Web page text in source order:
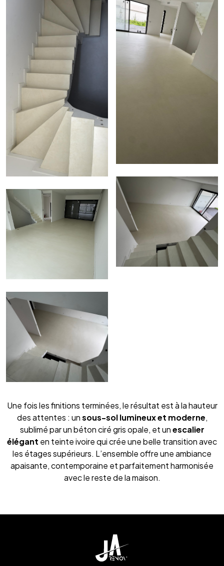
Une fois les finitions terminées, le résultat est à la hauteur
des attentes : unsous-sol lumineux et moderne,
sublimé par un béton ciré gris opale, et unescalier
élégant en teinte ivoire qui crée une belle transition avec
les étages supérieurs. L’ensemble offre une ambiance
apaisante, contemporaine et parfaitement harmonisée
avec le reste de la maison.